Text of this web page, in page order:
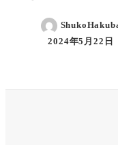
2024年5月22日